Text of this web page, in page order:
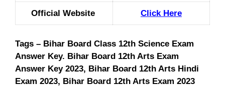
Official Website Click Here
Tags – Bihar Board Class 12th Science Exam
Answer Key. Bihar Board 12th Arts Exam
Answer Key 2023, Bihar Board 12th Arts Hindi
Exam 2023, Bihar Board 12th Arts Exam 2023